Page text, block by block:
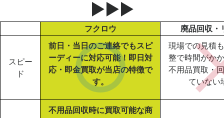
▶▶▶
フクロウ 廃品回収・
スピー
ド
前日・当日のご連絡でもスピ
ーディーに対応可能！即日対
応・即金買取が当店の特徴で
す。
現場での見積
整で時間がか
不用品買取・
ていない
不用品回収時に買取可能な商